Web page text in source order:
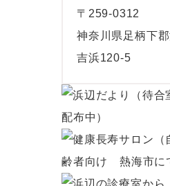
〒259-0312
神奈川県足柄下
吉浜120-5